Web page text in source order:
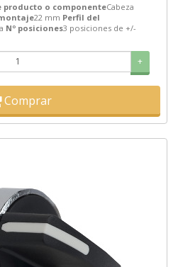
producto o componenteCabeza
22 mm Perfil del
Nº posiciones3 posiciones de +/-
+
Comprar